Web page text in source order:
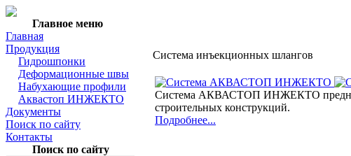
Главное меню
Главная
Продукция
Гидрошпонки
Деформационные швы
Набухающие профили
Аквастоп ИНЖЕКТО
Документы
Поиск по сайту
Контакты
Поиск по сайту
Система инъекционных шлангов
Система АКВАСТОП ИНЖЕКТО
строительных конструкций.
Подробнее...